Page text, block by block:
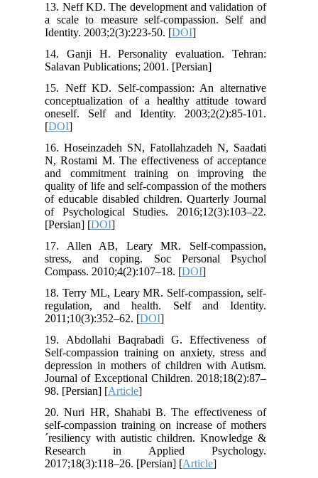
13. Neff KD. The development and validation of
a scale to measure self-compassion. Self and
Identity. 2003;2(3):223-50. [DOI
14. Ganji H. Personality evaluation. Tehran:
Salavan Publications; 2001. [Persian]
15. Neff KD. Self-compassion: An alternative
conceptualization of a healthy attitude toward
oneself. Self and Identity. 2003;2(2):85-101.
[DOI
16. Hoseinzadeh SN, Fatollahzadeh N, Saadati
N, Rostami M. The effectiveness of acceptance
and commitment training on improving the
quality of life and self-compassion of the mothers
of educable disabled children. Quarterly Journal
of Psychological Studies. 2016;12(3):103–22.
[Persian] [DOI
17. Allen AB, Leary MR. Self-compassion,
stress, and coping. Soc Personal Psychol
Compass. 2010;4(2):107–18. [DOI
18. Terry ML, Leary MR. Self-compassion, self-
regulation, and health. Self and Identity.
2011;10(3):352–62. [DOI
19. Abdollahi Baqrabadi G. Effectiveness of
Self-compassion training on anxiety, stress and
depression in mothers of children with Autism.
Journal of Exceptional Children. 2018;18(2):87–
98. [Persian] [Article
20. Nuri HR, Shahabi B. The effectiveness of
self-compassion training on increase of mothers
´resiliency with autistic children. Knowledge &
Research in Applied Psychology.
2017;18(3):118–26. [Persian] [Article